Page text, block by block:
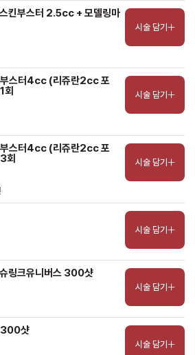
킨부스터 2.5cc + 모델링마
시술 담기
스터4cc (리쥬란2cc 포
회
시술 담기
스터4cc (리쥬란2cc 포
회
시술 담기
시술 담기
링크유니버스 300샷
시술 담기
300샷
시술 담기